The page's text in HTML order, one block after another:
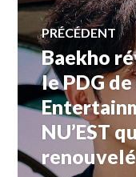
de
l’article
PRÉCÉDENT
Article
précédent :
Baekho
le PDG de
NU’EST